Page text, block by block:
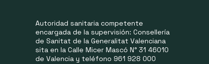
Autoridad sanitaria competente
encargada de la supervisión: Consellería
de Sanitat de la Generalitat Valenciana
sita en la Calle Micer Mascó N° 31 46010
de Valencia y teléfono 961 928 000